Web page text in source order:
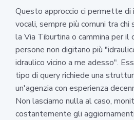
Questo approccio ci permette
vocali, sempre più comuni tra
la Via Tiburtina o cammina per il
persone non digitano più
idraulico vicino a me adesso".
tipo di query richiede una
un'agenzia con esperienza
Non lasciamo nulla al caso,
costantemente gli